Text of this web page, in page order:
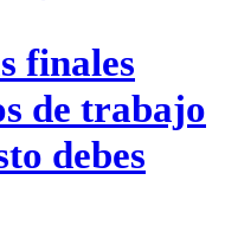
finales
de trabajo
debes